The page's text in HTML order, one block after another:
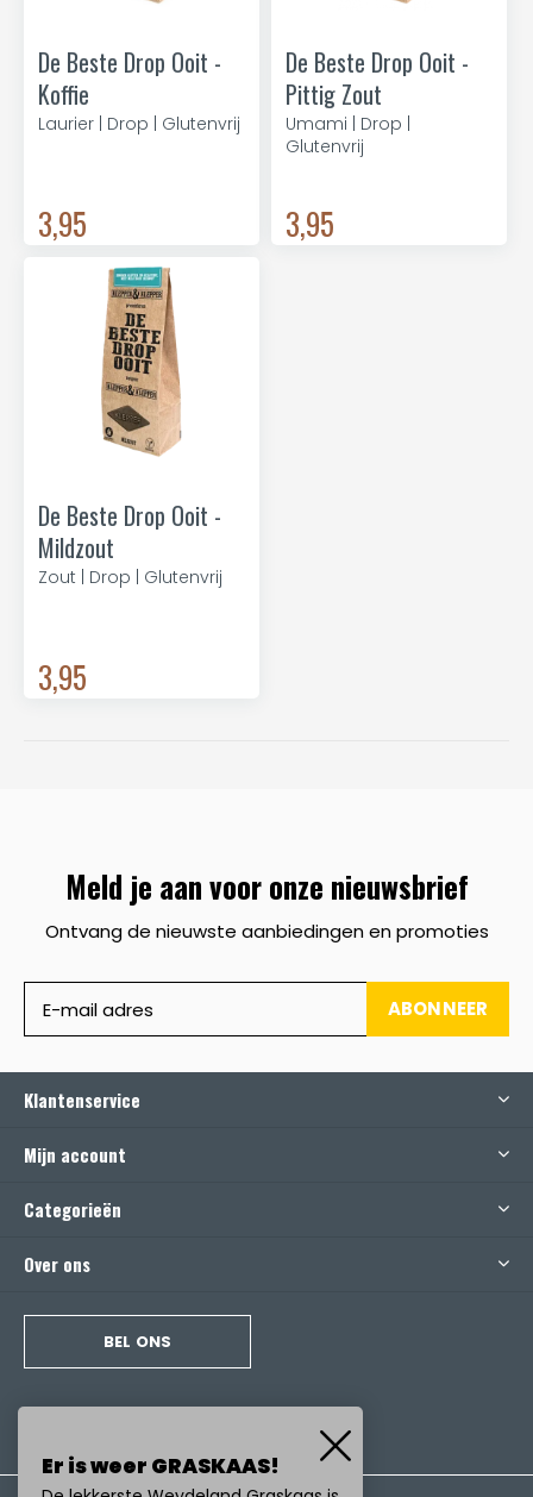
De Beste Drop Ooit -
Koffie
Laurier | Drop | Glutenvrij
3,95
De Beste Drop Ooit -
Pittig Zout
Umami | Drop |
Glutenvrij
3,95
De Beste Drop Ooit -
Mildzout
Zout | Drop | Glutenvrij
3,95
Meld je aan voor onze nieuwsbrief
Ontvang de nieuwste aanbiedingen en promoties
ABONNEER
Klantenservice
Mijn account
Categorieën
Over ons
BEL ONS
Er is weer GRASKAAS!